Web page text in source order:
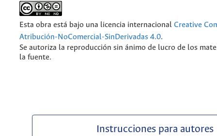
Esta obra está bajo una licencia internacional Creative
Atribución-NoComercial-SinDerivadas 4.0.
Se autoriza la reproducción sin ánimo de lucro de los
la fuente.
Instrucciones para autores